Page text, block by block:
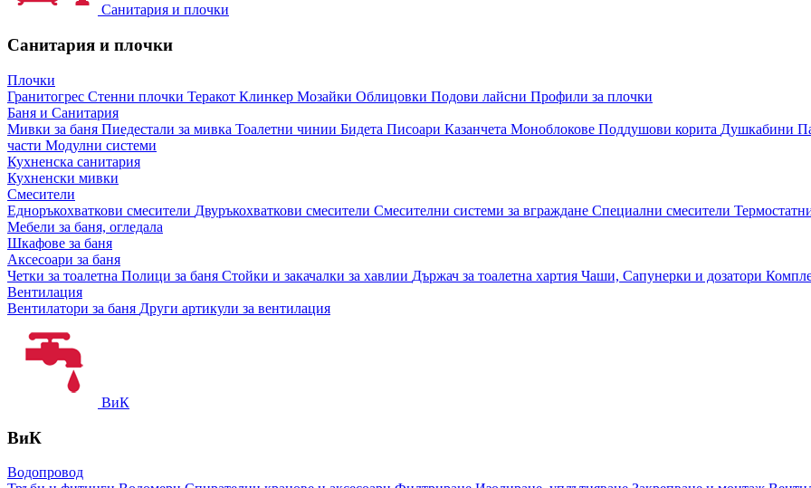
Санитария и плочки
Санитария и плочки
Плочки
Гранитогрес Стенни плочки Теракот Клинкер Мозайки Облицовки Подови лайсни Профили за плочки
Баня и Санитария
Мивки за баня Пиедестали за мивка Тоалетни чинии Бидета Писоари Казанчета Моноблокове Поддушови корита Душкабини
части Модулни системи
Кухненска санитария
Кухненски мивки
Смесители
Едноръкохваткови смесители Двуръкохваткови смесители Смесителни системи за вграждане Специални смесители
Мебели за баня, огледала
Шкафове за баня
Аксесоари за баня
Четки за тоалетна Полици за баня Стойки и закачалки за хавлии Държач за тоалетна хартия Чаши, Сапунерки и дозатори
Вентилация
Вентилатори за баня Други артикули за вентилация
ВиК
ВиК
Водопровод